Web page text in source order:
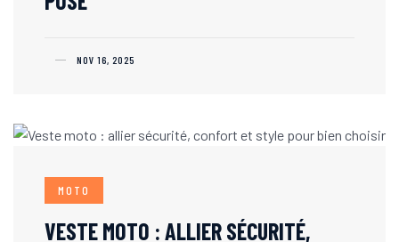
NOV 16, 2025
MOTO
VESTE MOTO : ALLIER SÉCURITÉ,